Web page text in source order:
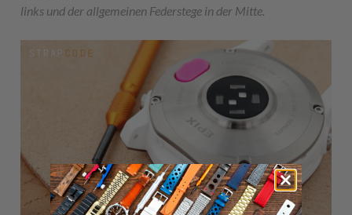
links und der allgemeinen Federstege in der Mitte.